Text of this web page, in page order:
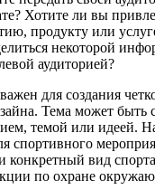
Хотите ли вы
продукту или
некоторой
аудиторией?
для создания
Тема может быть
темой или идеей.
спортивного
конкретный вид
по охране